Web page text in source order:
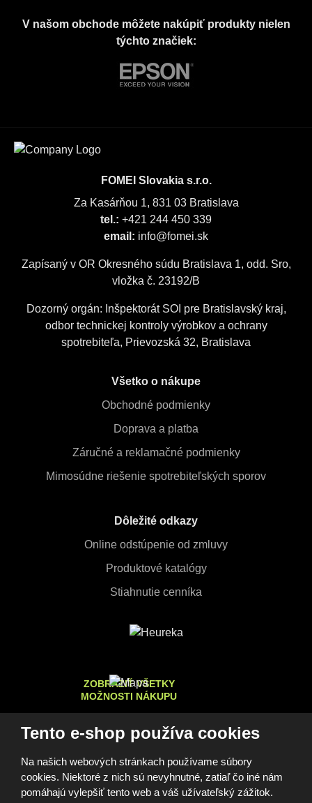
Tento e-shop používa cookies
Na našich webových stránkach používame súbory
cookies. Niektoré z nich sú nevyhnutné, zatiaľ čo iné nám
pomáhajú vylepšiť tento web a váš užívateľský zážitok.
V našom obchode môžete nakúpiť produkty nielen
týchto značiek:
FOMEI Slovakia s.r.o.
Za Kasárňou 1, 831 03 Bratislava
tel.: +421 244 450 339
email: info@fomei.sk
Zapísaný v OR Okresného súdu Bratislava 1, odd. Sro,
vložka č. 23192/B
Dozorný orgán: Inšpektorát SOI pre Bratislavský kraj,
odbor technickej kontroly výrobkov a ochrany
spotrebiteľa, Prievozská 32, Bratislava
Všetko o nákupe
Obchodné podmienky
Doprava a platba
Záručné a reklamačné podmienky
Mimosúdne riešenie spotrebiteľských sporov
Dôležité odkazy
Online odstúpenie od zmluvy
Produktové katalógy
Stiahnutie cenníka
ZOBRAZIŤ VŠETKY
MOŽNOSTI NÁKUPU
© 2026, FOMEI s.r.o.
Vyhlásenie o prístupnostiMapa stránokGDPRCookies
Nastavenia cookies